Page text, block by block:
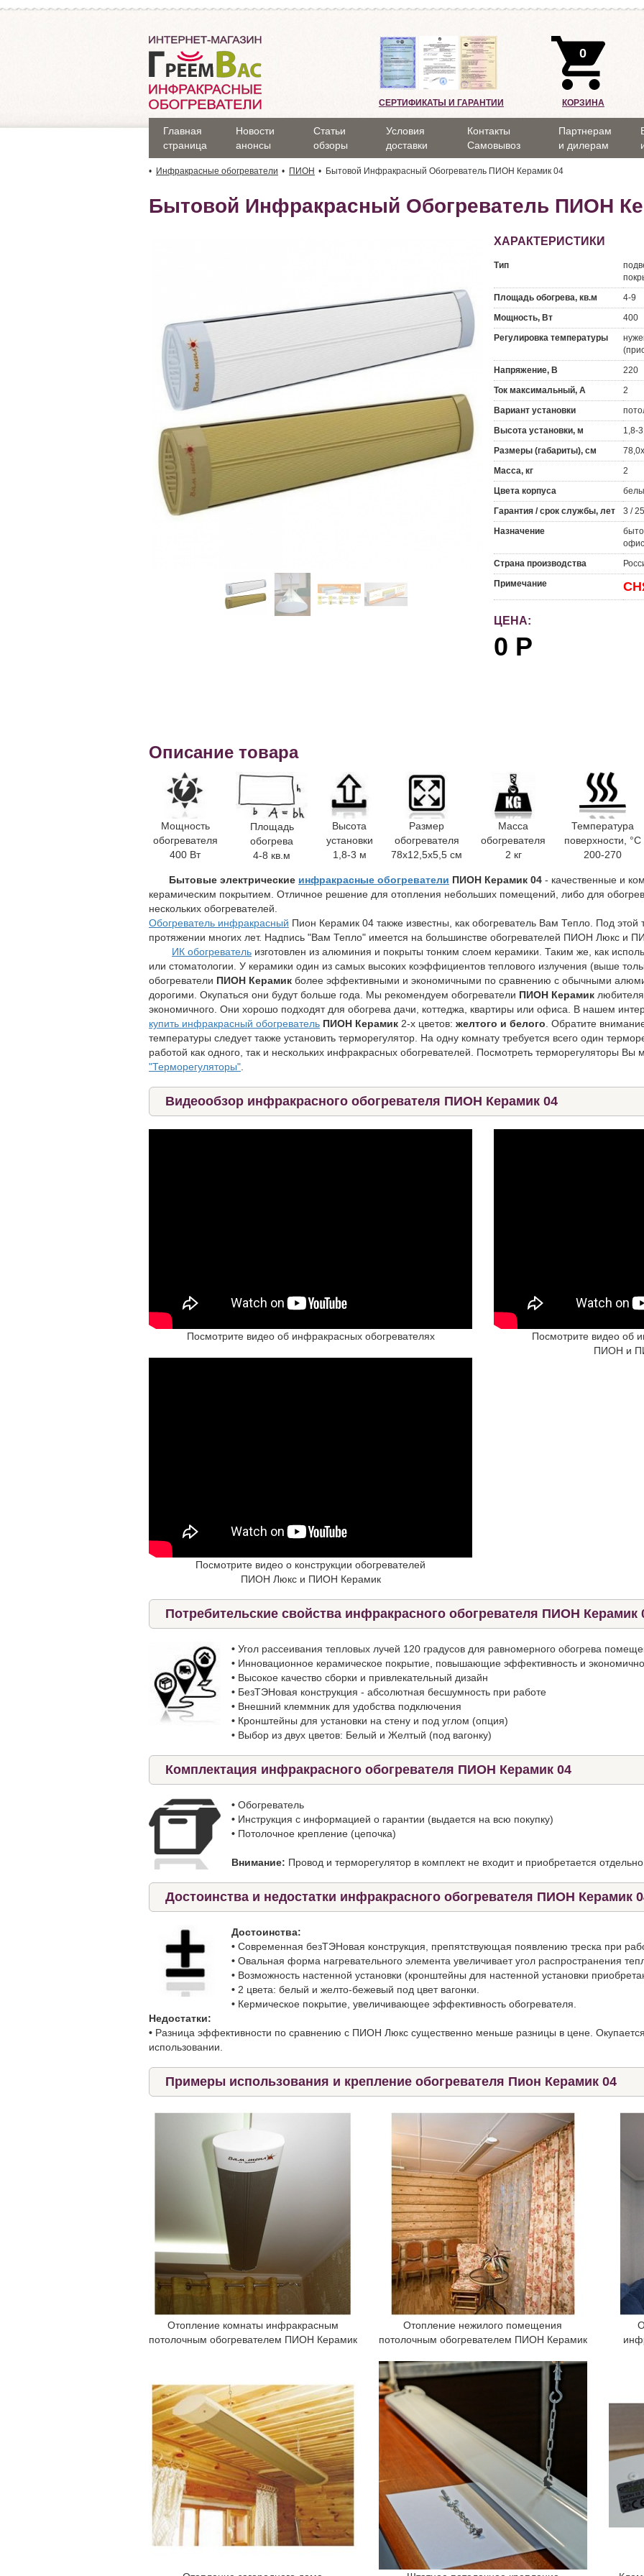
СЕРТИФИКАТЫ И ГАРАНТИИ
0
КОРЗИНА
Главная
страница
Новости
анонсы
Статьи
обзоры
Условия
доставки
Контакты
Самовывоз
Партнерам
и дилерам
Инфракрасные обогреватели ПИОН Бытовой Инфракрасный Обогреватель ПИОН Керамик 04
Бытовой Инфракрасный Обогреватель ПИОН
ХАРАКТЕРИСТИКИ
Тип
Площадь обогрева, кв.м
4-9
Мощность, Вт
400
Регулировка температуры
Напряжение, В
220
Ток максимальный, А
2
Вариант установки
Высота установки, м
1,8-
Размеры (габариты), см
Масса, кг
2
Цвета корпуса
Гарантия / срок службы, лет
3 / 25
Назначение
Страна производства
Примечание
ЦЕНА:
0 Р
Описание товара
Мощность
обогревателя
400 Вт
Площадь
обогрева
4-8 кв.м
Высота
установки
1,8-3 м
Размер
обогревателя
78x12,5x5,5 см
Масса
обогревателя
2 кг
Температура
поверхности, °C
200-270
Бытовые электрические инфракрасные обогреватели ПИОН Керамик 04 - качественные и
керамическим покрытием. Отличное решение для отопления небольших помещений, либо для
нескольких обогревателей.
Обогреватель инфракрасный Пион Керамик 04 также известны, как обогреватель Вам Тепло. Под
протяжении многих лет. Надпись "Вам Тепло" имеется на большинстве обогревателей ПИОН Люкс и
ИК обогреватель изготовлен из алюминия и покрыты тонким слоем керамики. Таким же, как
или стоматологии. У керамики один из самых высоких коэффициентов теплового излучения (выше
обогреватели ПИОН Керамик более эффективными и экономичными по сравнению с обычными
дорогими. Окупаться они будут больше года. Мы рекомендуем обогреватели ПИОН Керамик
экономичного. Они хорошо подходят для обогрева дачи, коттеджа, квартиры или офиса. В нашем
купить инфракрасный обогреватель ПИОН Керамик 2-х цветов: желтого и белого . Обратите
температуры следует также установить терморегулятор. На одну комнату требуется всего один
работой как одного, так и нескольких инфракрасных обогревателей. Посмотреть терморегуляторы
"Терморегуляторы"
Видеообзор инфракрасного обогревателя ПИОН Керамик 04
Посмотрите видео об инфракрасных обогревателях
Посмотрите видео об
ПИОН и
Посмотрите видео о конструкции обогревателей
ПИОН Люкс и ПИОН Керамик
Потребительские свойства инфракрасного обогревателя ПИОН Керамик
• Угол рассеивания тепловых лучей 120 градусов для равномерного обогрева
• Инновационное керамическое покрытие, повышающие эффективность и
• Высокое качество сборки и привлекательный дизайн
• БезТЭНовая конструкция - абсолютная бесшумность при работе
• Внешний клеммник для удобства подключения
• Кронштейны для установки на стену и под углом (опция)
• Выбор из двух цветов: Белый и Желтый (под вагонку)
Комплектация инфракрасного обогревателя ПИОН Керамик 04
• Обогреватель
• Инструкция с информацией о гарантии (выдается на всю покупку)
• Потолочное крепление (цепочка)
Внимание: Провод и терморегулятор в комплект не входит и приобретается отдельно.
Достоинства и недостатки инфракрасного обогревателя ПИОН Керамик
Достоинства:
• Современная безТЭНовая конструкция, препятствующая появлению треска при
• Овальная форма нагревательного элемента увеличивает угол распространения
• Возможность настенной установки (кронштейны для настенной установки
• 2 цвета: белый и желто-бежевый под цвет вагонки.
• Кермическое покрытие, увеличивающее эффективность обогревателя.
Недостатки:
• Разница эффективности по сравнению с ПИОН Люкс существенно меньше разницы в цене.
использовании.
Примеры использования и крепление обогревателя Пион Керамик 04
Отопление комнаты инфракрасным
потолочным обогревателем ПИОН Керамик
Отопление нежилого помещения
потолочным обогревателем ПИОН Керамик